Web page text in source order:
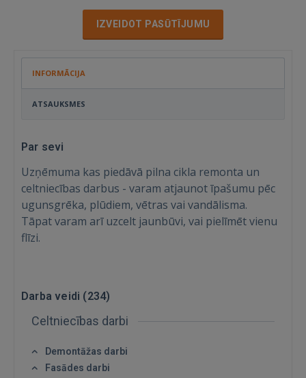
IZVEIDOT PASŪTĪJUMU
INFORMĀCIJA
ATSAUKSMES
Par sevi
Uzņēmuma kas piedāvā pilna cikla remonta un
celtniecības darbus - varam atjaunot īpašumu pēc
ugunsgrēka, plūdiem, vētras vai vandālisma.
Tāpat varam arī uzcelt jaunbūvi, vai pielīmēt vienu
flīzi.
Darba veidi (234)
Celtniecības darbi
Demontāžas darbi
Fasādes darbi